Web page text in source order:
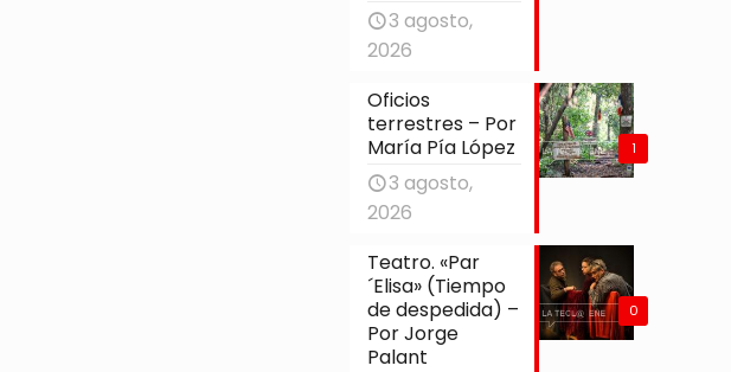
3 agosto,
2026
1
Oficios
terrestres – Por
María Pía López
3 agosto,
2026
0
Teatro. «Par
´Elisa» (Tiempo
de despedida) –
Por Jorge
Palant